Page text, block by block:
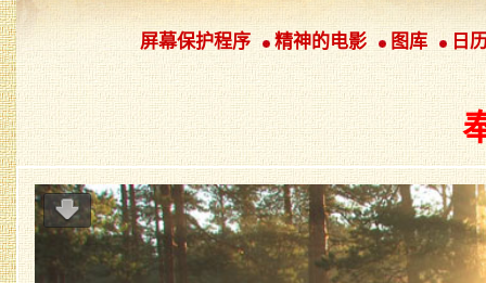
屏幕保护程序 精神的电影 图库 日